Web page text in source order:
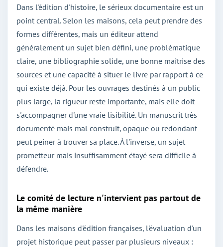
Dans l'édition d'histoire, le sérieux documentaire est un
point central. Selon les maisons, cela peut prendre des
formes différentes, mais un éditeur attend
généralement un sujet bien défini, une problématique
claire, une bibliographie solide, une bonne maîtrise des
sources et une capacité à situer le livre par rapport à ce
qui existe déjà. Pour les ouvrages destinés à un public
plus large, la rigueur reste importante, mais elle doit
s'accompagner d'une vraie lisibilité. Un manuscrit très
documenté mais mal construit, opaque ou redondant
peut peiner à trouver sa place. À l'inverse, un sujet
prometteur mais insuffisamment étayé sera difficile à
défendre.
Le comité de lecture n'intervient pas partout de
la même manière
Dans les maisons d'édition françaises, l'évaluation d'un
projet historique peut passer par plusieurs niveaux :